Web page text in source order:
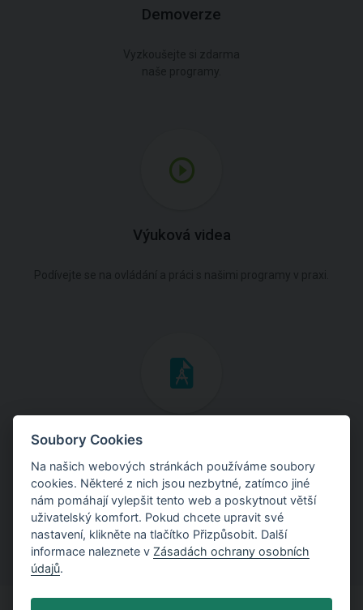
Demoverze
Výuková videa
Inženýrské manuály
Stáhněte si manuály s teoretickými i praktickými ukázkami
použití programů.
Soubory Cookies
Na našich webových stránkách používáme soubory
cookies. Některé z nich jsou nezbytné, zatímco jiné
nám pomáhají vylepšit tento web a poskytnout větší
uživatelský komfort. Pokud chcete upravit své
nastavení, klikněte na tlačítko Přizpůsobit. Další
informace naleznete v Zásadách ochrany osobních
údajů.